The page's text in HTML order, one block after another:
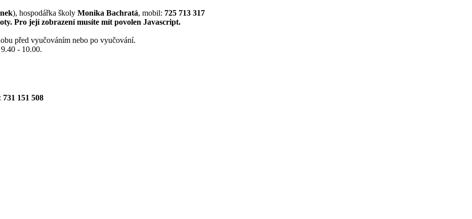
), hospodářka školy Monika Bachratá, mobil: 725 713 317
Pro její zobrazení musíte mít povolen Javascript.
před vyučováním nebo po vyučování.
- 10.00.
731 151 508